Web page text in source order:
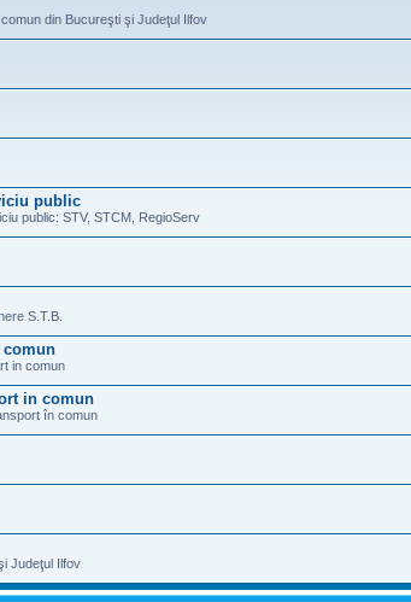
din Bucureşti şi Judeţul Ilfov
public
public: STV, STCM, RegioServ
S.T.B.
comun
in comun
in comun
în comun
Judeţul Ilfov